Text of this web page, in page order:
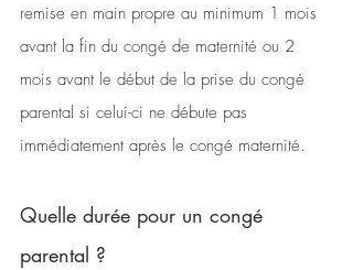
remise en main propre au minimum 1 mois
avant la fin du congé de maternité ou 2
mois avant le début de la prise du congé
parental si celui-ci ne débute pas
immédiatement après le congé maternité.
Quelle durée pour un congé
parental ?